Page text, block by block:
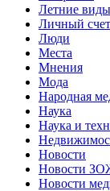
Летние
Личный счет
Люди
Места
Мнения
Мода
Народная
Наука
Наука и
Новости
Новости
Новости